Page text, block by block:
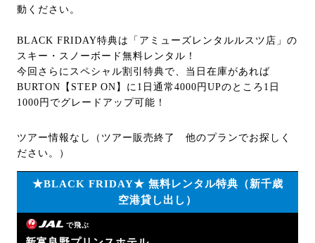
動ください。
BLACK FRIDAY特典は「アミューズレンタルルスツ店」の
スキー・スノーボード無料レンタル！
今回さらにスペシャル割引特典で、当日在庫があれば
BURTON【STEP ON】に1日通常4000円UPのところ1日
1000円でグレードアップ可能！
ツアー情報なし（ツアー販売終了 他のプランでお探しく
ださい。）
★BLACK FRIDAY★ 無料レンタル特典（新千歳
空港貸し出し）
で飛ぶ